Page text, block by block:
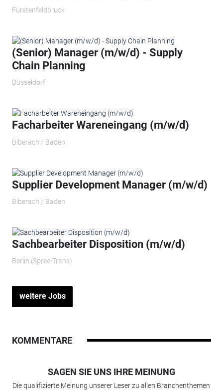
Fürstenfeldbruck
(Senior) Manager (m/w/d) - Supply
Chain Planning
Düsseldorf
Facharbeiter Wareneingang (m/w/d)
Biberach / Baden
Supplier Development Manager (m/w/d)
Biberach / Baden
Sachbearbeiter Disposition (m/w/d)
Berlin (Spree-Trans)
weitere Jobs
KOMMENTARE
SAGEN SIE UNS IHRE MEINUNG
Die qualifizierte Meinung unserer Leser zu allen Branchenthemen